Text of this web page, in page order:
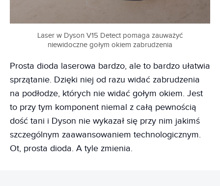
Laser w Dyson V15 Detect pomaga zauważyć
niewidoczne gołym okiem zabrudzenia
Prosta dioda laserowa bardzo, ale to bardzo ułatwia
sprzątanie. Dzięki niej od razu widać zabrudzenia
na podłodze, których nie widać gołym okiem. Jest
to przy tym komponent niemal z całą pewnością
dość tani i Dyson nie wykazał się przy nim jakimś
szczególnym zaawansowaniem technologicznym.
Ot, prosta dioda. A tyle zmienia.